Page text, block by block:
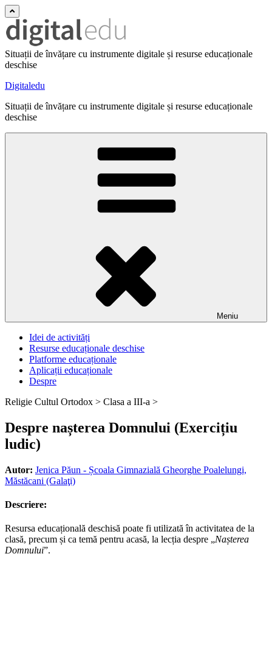
Situații de învățare cu instrumente digitale și resurse educaționale
deschise
Digitaledu
Situații de învățare cu instrumente digitale și resurse educaționale
deschise
Meniu
Idei de activități
Resurse educaționale deschise
Platforme educaționale
Aplicații educaționale
Despre
Religie Cultul Ortodox > Clasa a III-a >
Despre nașterea Domnului (Exercițiu
ludic)
Autor: Jenica Păun - Școala Gimnazială Gheorghe Poalelungi,
Măstăcani (Galaţi)
Descriere:
Resursa educațională deschisă poate fi utilizată în activitatea de la
clasă, precum și ca temă pentru acasă, la lecția despre „Nașterea
Domnului”.